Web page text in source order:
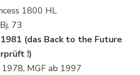
1800 HL
73
(das Back to the Future
!)
MGF ab 1997